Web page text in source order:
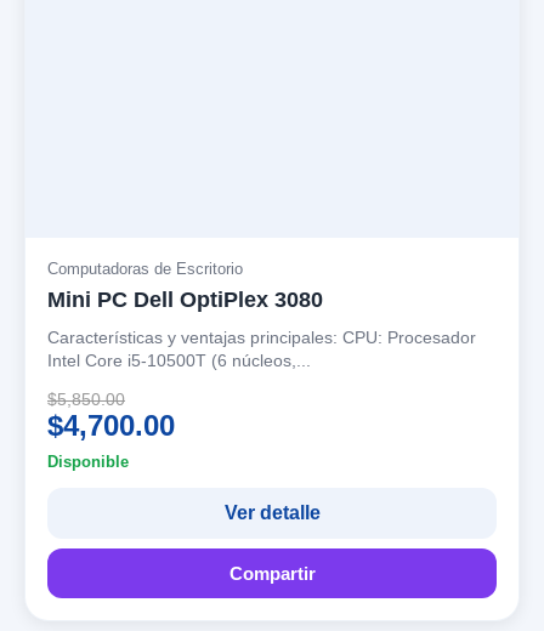
Computadoras de Escritorio
Mini PC Dell OptiPlex 3080
Características y ventajas principales: CPU: Procesador
Intel Core i5-10500T (6 núcleos,...
$5,850.00
$4,700.00
Disponible
Ver detalle
Compartir